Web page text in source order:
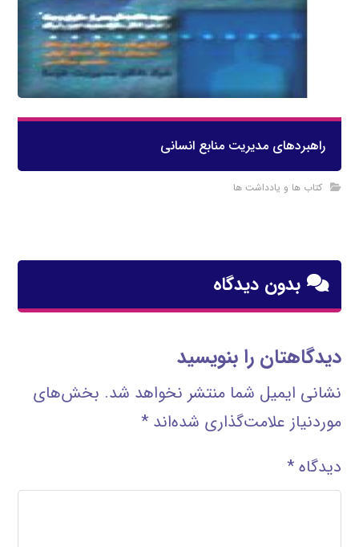
راهبردهای مدیریت منابع انسانی
کتاب ها و یادداشت ها
بدون دیدگاه
دیدگاهتان را بنویسید
نشانی ایمیل شما منتشر نخواهد شد. بخش‌های
موردنیاز علامت‌گذاری شده‌اند*
دیدگاه*